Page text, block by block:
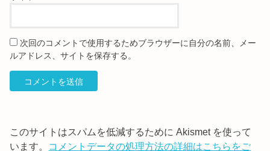
次回のコメントで使用するためブラウザーに自分の名前、メー
ルアドレス、サイトを保存する。
このサイトはスパムを低減するために Akismet を使って
います。 コメントデータの処理方法の詳細はこちらをご